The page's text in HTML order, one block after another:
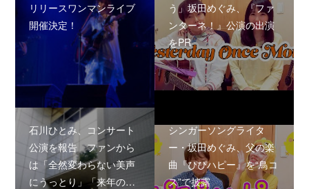
リリースワンマンライブ
開催決定！
う」坂田めぐみ、『ファ
ンターネ！』公演の出演
をPR
石川ひとみ、コンサート
公演を報告 ファンから
は「全然変わらない美声
にうっとり」「来年の…
シンガーソングライタ
ー・坂田めぐみ、父の楽
曲『ぴぴハピー』を“鳥コ
ス”で披露